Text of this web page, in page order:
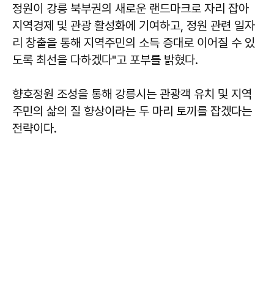
정원이 강릉 북부권의 새로운 랜드마크로 자리 잡아
지역경제 및 관광 활성화에 기여하고, 정원 관련 일자
리 창출을 통해 지역주민의 소득 증대로 이어질 수 있
도록 최선을 다하겠다"고 포부를 밝혔다.
향호정원 조성을 통해 강릉시는 관광객 유치 및 지역
주민의 삶의 질 향상이라는 두 마리 토끼를 잡겠다는
전략이다.